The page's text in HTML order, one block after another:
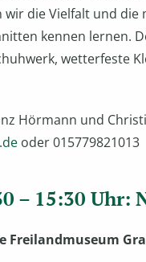
wir die Vielfalt und
kennen lernen.
wetterfeste
Hörmann und
oder 015779821013
– 15:30